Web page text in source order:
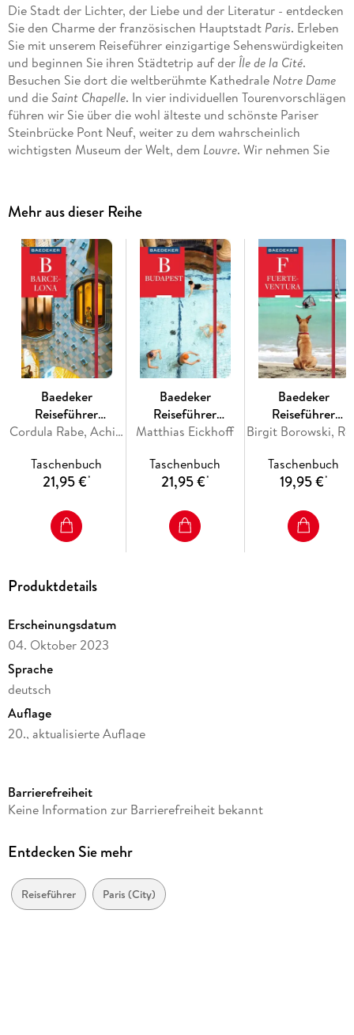
Die Stadt der Lichter, der Liebe und der Literatur - entdecken
Sie den Charme der französischen Hauptstadt Paris. Erleben
Sie mit unserem Reiseführer einzigartige Sehenswürdigkeiten
und beginnen Sie ihren Städtetrip auf der Île de la Cité.
Besuchen Sie dort die weltberühmte Kathedrale Notre Dame
und dieSaint Chapelle. In vier individuellen Tourenvorschlägen
führen wir Sie über die wohl älteste und schönste Pariser
Steinbrücke Pont Neuf, weiter zu dem wahrscheinlich
wichtigsten Museum der Welt, dem Louvre. Wir nehmen Sie
von impressionistischer Kunst im
genießen Sie auf dem Champs du Mars einen herrlichen Blick
auf denEifelturmund machen Sie einen ausgiebigen
Spaziergang an der
Seine. UnsereReisetipps
verraten, wo Sie
das Besondere entdecken, Pariser Leckereien probieren und
die Pariser Romantik spüren können - für einen
unvergesslichen Urlaub inParis.
UnserReiseführer Paris
ist der perfekte Begleiter für zuhause
und unterwegs! Und all das in6 Kapitelninklusive:
Mehr aus dieser Reihe
Baedeker
Reiseführer
Barcelona
Cordula Rabe, Achim Bourmer, Lothar Schmidt
Taschenbuch
21,95 €*
Baedeker
Reiseführer
Budapest
Matthias Eickhoff
Taschenbuch
21,95 €*
Baedeker
Reiseführer
Fuerteventura
Taschenbuch
19,95 €*
Produktdetails
Erscheinungsdatum
04. Oktober 2023
Sprache
deutsch
Auflage
20., aktualisierte Auflage
Reihe
Autor/Autorin
Verlag/Hersteller
Mairdumont
Barrierefreiheit
Keine Information zur Barrierefreiheit bekannt
Entdecken Sie mehr
Reiseführer Paris (City)